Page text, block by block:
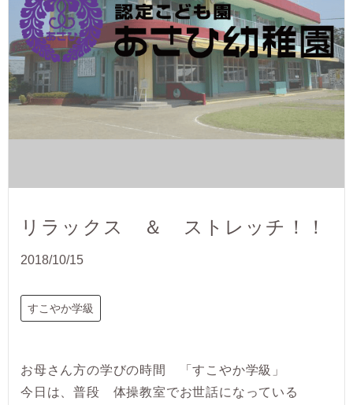
リラックス ＆ ストレッチ！！
2018/10/15
すこやか学級
お母さん方の学びの時間 「すこやか学級」
今日は、普段 体操教室でお世話になっている